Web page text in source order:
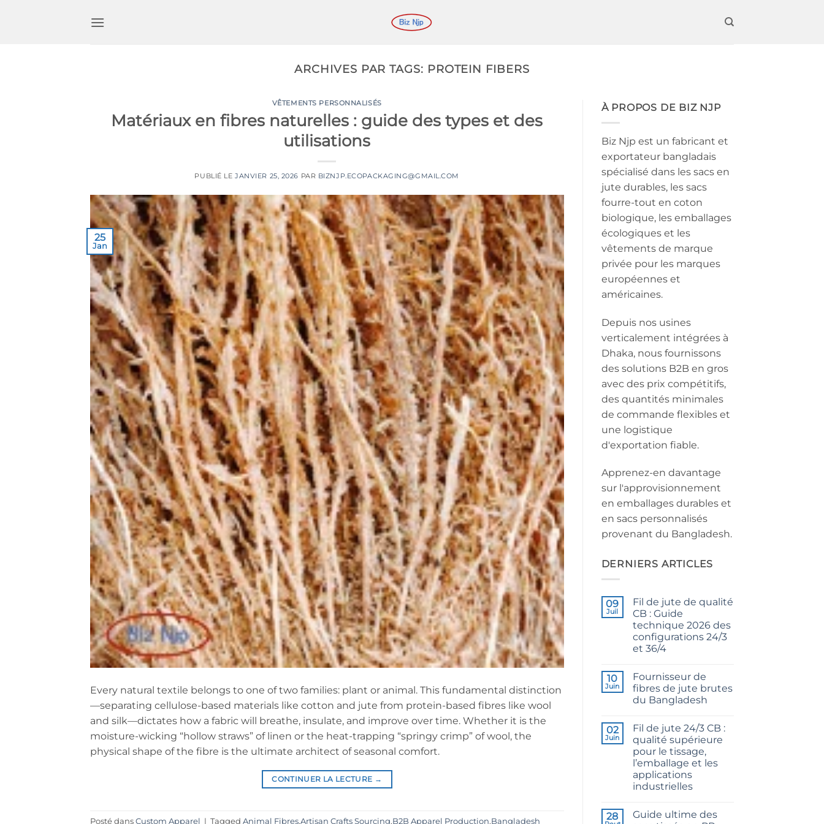
ARCHIVES PAR TAGS: PROTEIN FIBERS
VÊTEMENTS PERSONNALISÉS
Matériaux en fibres naturelles : guide des types et des
utilisations
PUBLIÉ LEJANVIER 25, 2026 PAR BIZNJP.ECOPACKAGING@GMAIL.COM
25
Jan
Every natural textile belongs to one of two families: plant or animal. This fundamental distinction
—separating cellulose-based materials like cotton and jute from protein-based fibres like wool
and silk—dictates how a fabric will breathe, insulate, and improve over time. Whether it is the
moisture-wicking “hollow straws” of linen or the heat-trapping “springy crimp” of wool, the
physical shape of the fibre is the ultimate architect of seasonal comfort.
CONTINUER LA LECTURE →
Posté dans Custom Apparel | Tagged Animal Fibres,Artisan Crafts Sourcing,B2B Apparel Production,Bangladesh
À PROPOS DE BIZ NJP
Biz Njp est un fabricant et
exportateur bangladais
spécialisé dans les sacs en
jute durables, les sacs
fourre-tout en coton
biologique, les emballages
écologiques et les
vêtements de marque
privée pour les marques
européennes et
américaines.
Depuis nos usines
verticalement intégrées à
Dhaka, nous fournissons
des solutions B2B en gros
avec des prix compétitifs,
des quantités minimales
de commande flexibles et
une logistique
d'exportation fiable.
Apprenez-en davantage
sur l'approvisionnement
en emballages durables et
en sacs personnalisés
provenant du Bangladesh.
DERNIERS ARTICLES
09
Juil
Fil de jute de qualité
CB : Guide
technique 2026 des
configurations 24/3
et 36/4
sur
CB
Grade
Jute
Technical
2026
Guide
to
24/3
and
36/4
Configurations
10
Juin
Fournisseur de
fibres de jute brutes
du Bangladesh
sur
Raw
Jute
Fibre
Supplier
Bangladesh
02
Juin
Fil de jute 24/3 CB :
qualité supérieure
pour le tissage,
l’emballage et les
applications
industrielles
sur
24/3
28
Guide ultime des